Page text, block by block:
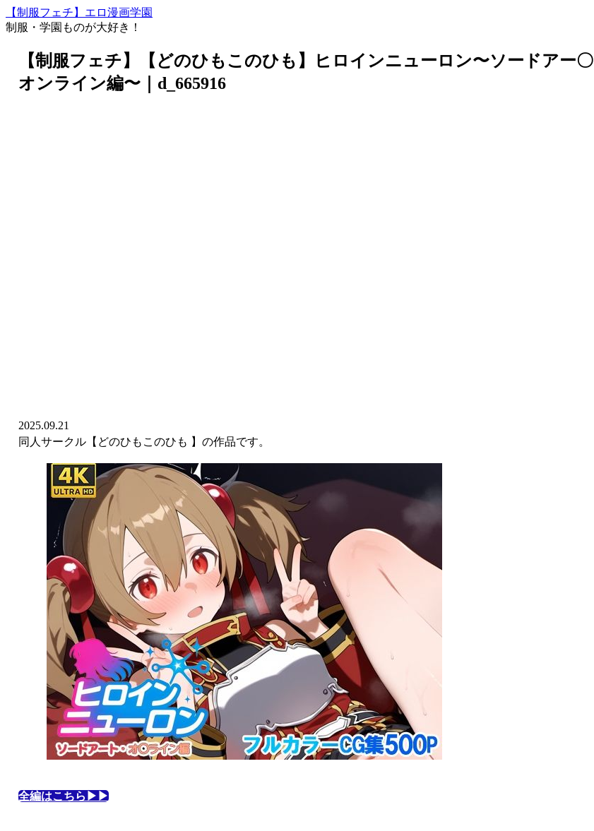
【制服フェチ】エロ漫画学園
制服・学園ものが大好き！
【制服フェチ】【どのひもこのひも】ヒロインニューロン〜ソードアー〇
オンライン編〜｜d_665916
2025.09.21
同人サークル【どのひもこのひも 】の作品です。
全編はこちら▶▶